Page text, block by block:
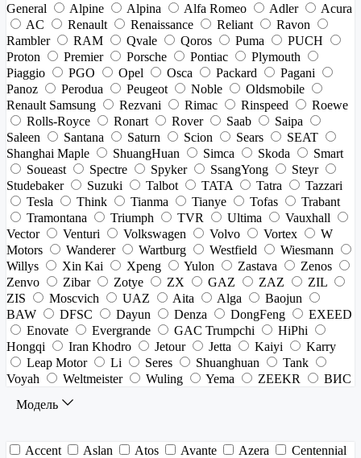
General
Alpine Alpina Alfa Romeo Adler
Acura
AC
Renault Renaissance Reliant
Ravon
Rambler
RAM Qvale Qoros Puma
PUCH
Proton
Premier Porsche Pontiac
Plymouth
Piaggio
PGO Opel Osca Packard
Pagani
Panoz
Perodua Peugeot Noble
Oldsmobile
Renault Samsung
Rezvani Rimac Rinspeed
Roewe
Rolls-Royce
Ronart Rover Saab
Saipa
Saleen
Santana Saturn Scion Sears
SEAT
Shanghai Maple
ShuangHuan Simca Skoda
Smart
Soueast
Spectre Spyker SsangYong
Steyr
Studebaker
Suzuki Talbot TATA Tatra
Tazzari
Tesla
Think Tianma Tianye Tofas
Trabant
Tramontana
Triumph TVR Ultima
Vauxhall
Vector
Venturi Volkswagen Volvo Vortex
W
Motors
Wanderer Wartburg Westfield
Wiesmann
Willys
Xin Kai Xpeng Yulon Zastava
Zenos
Zenvo
Zibar Zotye ZX GAZ ZAZ
ZIL
ZIS
Moscvich UAZ Aita Alga
Baojun
BAW
DFSC Dayun Denza DongFeng
EXEED
Enovate
Evergrande GAC Trumpchi
HiPhi
Hongqi
Iran Khodro Jetour Jetta Kaiyi
Karry
Leap Motor
Li Seres Shuanghuan
Tank
Voyah
Weltmeister Wuling Yema ZEEKR
ВИС
Модель
Accent Aslan Atos Avante Azera
Centennial